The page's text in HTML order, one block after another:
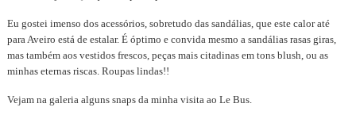
Eu gostei imenso dos acessórios, sobretudo das sandálias, que este calor até
para Aveiro está de estalar. É óptimo e convida mesmo a sandálias rasas giras,
mas também aos vestidos frescos, peças mais citadinas em tons blush, ou as
minhas eternas riscas. Roupas lindas!!
Vejam na galeria alguns snaps da minha visita ao Le Bus.